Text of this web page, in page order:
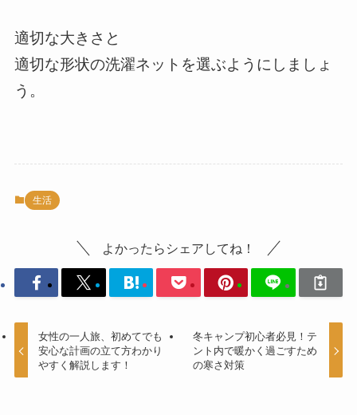
適切な大きさと
適切な形状の洗濯ネットを選ぶようにしましょ
う。
生活
よかったらシェアしてね！
女性の一人旅、初めてでも
安心な計画の立て方わかり
やすく解説します！
冬キャンプ初心者必見！テ
ント内で暖かく過ごすため
の寒さ対策